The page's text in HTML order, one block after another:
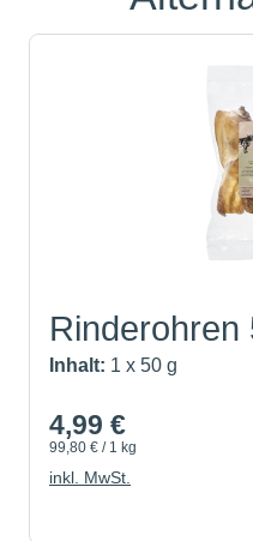
Rinderohren
Inhalt: 1 x 50 g
4,99 €
99,80 € / 1 kg
inkl. MwSt.